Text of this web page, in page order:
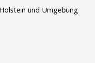
und Umgebung